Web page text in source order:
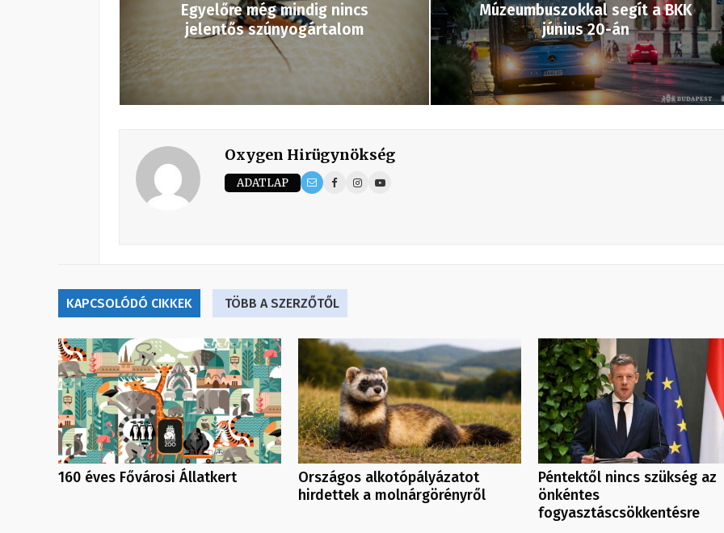
Egyelőre még mindig nincs
jelentős szúnyogártalom
Múzeumbuszokkal segít a BKK
június 20-án
Oxygen Hirügynökség
ADATLAP
KAPCSOLÓDÓ CIKKEK TÖBB A SZERZŐTŐL
160 éves Fővárosi Állatkert
Országos alkotópályázatot
hirdettek a molnárgörényről
Péntektől nincs szükség az
önkéntes
fogyasztáscsökkentésre